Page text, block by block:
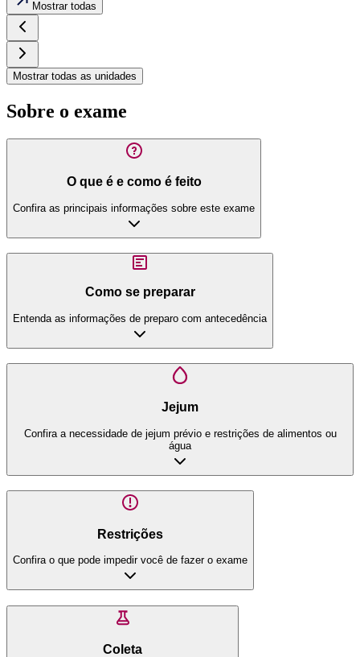
Mostrar todas
Mostrar todas as unidades
Sobre o exame
O que é e como é feito
Confira as principais informações sobre este exame
Como se preparar
Entenda as informações de preparo com antecedência
Jejum
Confira a necessidade de jejum prévio e restrições de alimentos ou
água
Restrições
Confira o que pode impedir você de fazer o exame
Coleta